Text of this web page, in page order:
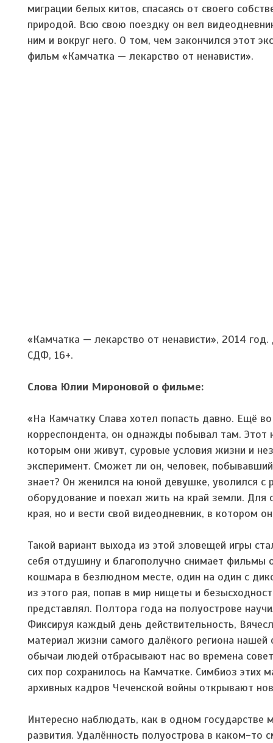
миграции белых китов, спасаясь от своего
природой. Всю свою поездку он вел
ним и вокруг него. О том, чем закончился этот
фильм «Камчатка — лекарство от ненависти».
«Камчатка — лекарство от ненависти», 2014
СДФ, 16+.
Слова Юлии Мироновой о фильме:
«На Камчатку Слава хотел попасть давно. Ещё
корреспондента, он однажды побывал там.
которым они живут, суровые условия жизни и
эксперимент. Сможет ли он, человек,
знает? Он женился на юной девушке, уволился с
оборудование и поехал жить на край земли.
края, но и вести свой видеодневник, в котором
Такой вариант выхода из этой зловещей игры
себя отдушину и благополучно снимает фильмы
кошмара в безлюдном месте, один на один с
из этого рая, попав в мир нищеты и
представлял. Полтора года на полуострове
Фиксируя каждый день действительность,
материал жизни самого далёкого региона
обычаи людей отбрасывают нас во времена
сих пор сохранилось на Камчатке. Симбиоз
архивных кадров Чеченской войны открывают
Интересно наблюдать, как в одном государстве
развития. Удалённость полуострова в каком-то